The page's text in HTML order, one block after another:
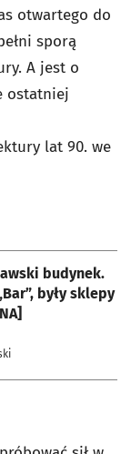
otwartego do
sporą
A jest o
ostatniej
lat 90. we
budynek.
były sklepy